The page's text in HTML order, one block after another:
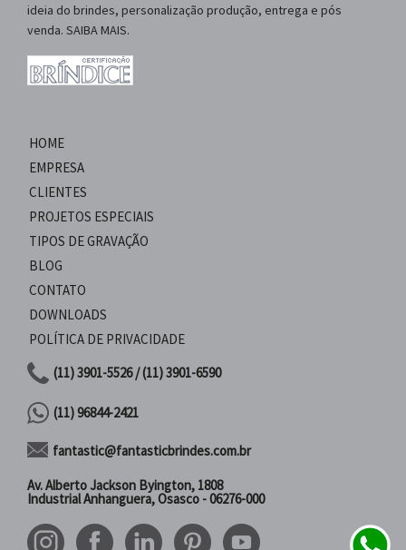
ideia do brindes, personalização produção, entrega e pós
venda. SAIBA MAIS.
HOME
EMPRESA
CLIENTES
PROJETOS ESPECIAIS
TIPOS DE GRAVAÇÃO
BLOG
CONTATO
DOWNLOADS
POLÍTICA DE PRIVACIDADE
(11) 3901-5526 / (11) 3901-6590
(11) 96844-2421
fantastic@fantasticbrindes.com.br
Av. Alberto Jackson Byington, 1808
Industrial Anhanguera, Osasco - 06276-000